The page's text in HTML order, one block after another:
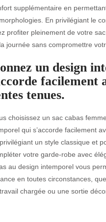
supplémentaire en
En privilégiant le
profiter pleinement de votre
journée sans compromettre
un design
facilement
tenues.
choisissez un sac cabas
qui s’accorde facilement
un style classique et
votre garde-robe avec
au design intemporel vous
en toutes circonstances,
chargée ou une sortie